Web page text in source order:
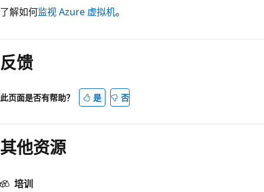
了解如何监视 Azure 虚拟机。
读
模
已
用
反馈
此页面是否有帮助？ 是 否
其他资源
培训